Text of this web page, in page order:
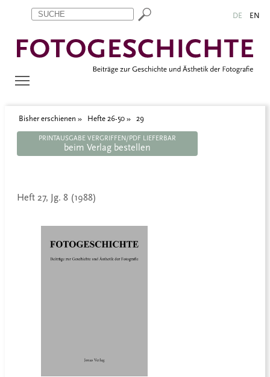
Zum Inhalt springen
Aktuelle Seite: 29 DE EN
Bisher erschienen Hefte 26-50 29
PRINTAUSGABE VERGRIFFEN/PDF LIEFERBAR
beim Verlag bestellen
Heft 27, Jg. 8 (1988)